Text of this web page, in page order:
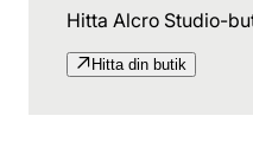
Hitta Alcro Studio-
Hitta din butik